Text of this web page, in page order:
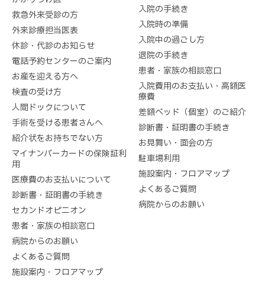
救急外来受診の方
外来診療担当医表
休診・代診のお知らせ
電話予約センターのご案内
お産を迎える方へ
検査の受け方
人間ドックについて
手術を受ける患者さんへ
紹介状をお持ちでない方
マイナンバーカードの保険証利
用
医療費のお支払いについて
診断書・証明書の手続き
セカンドオピニオン
患者・家族の相談窓口
病院からのお願い
よくあるご質問
施設案内・フロアマップ
入院の手続き
入院時の準備
入院中の過ごし方
退院の手続き
患者・家族の相談窓口
入院費用のお支払い・高額医
療費
差額ベッド（個室）のご紹介
診断書・証明書の手続き
お見舞い・面会の方
駐車場利用
施設案内・フロアマップ
よくあるご質問
病院からのお願い